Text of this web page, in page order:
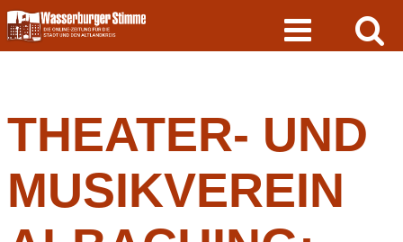
Skip
to
content
THEATER- UND
MUSIKVEREIN